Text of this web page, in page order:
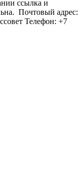
ссылка и
Почтовый адрес:
Телефон: +7